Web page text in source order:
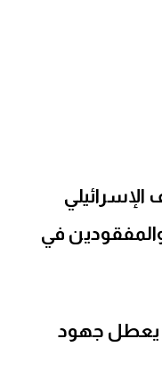
الإسرائيلي
في
يعطل جهود